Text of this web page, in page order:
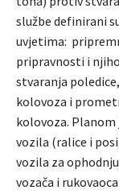
službe definirani
uvjetima:
pripravnosti i
stvaranja
kolovoza i
kolovoza. Planom
vozila (ralice i
vozila za
vozača i